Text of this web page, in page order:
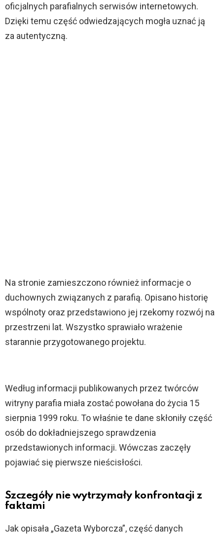
oficjalnych parafialnych serwisów internetowych.
Dzięki temu część odwiedzających mogła uznać ją
za autentyczną.
Na stronie zamieszczono również informacje o
duchownych związanych z parafią. Opisano historię
wspólnoty oraz przedstawiono jej rzekomy rozwój na
przestrzeni lat. Wszystko sprawiało wrażenie
starannie przygotowanego projektu.
Według informacji publikowanych przez twórców
witryny parafia miała zostać powołana do życia 15
sierpnia 1999 roku. To właśnie te dane skłoniły część
osób do dokładniejszego sprawdzenia
przedstawionych informacji. Wówczas zaczęły
pojawiać się pierwsze nieścisłości.
Szczegóły nie wytrzymały konfrontacji z
faktami
Jak opisała „Gazeta Wyborcza”, część danych